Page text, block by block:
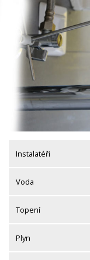
content
Instalatéři
Voda
Topení
Plyn